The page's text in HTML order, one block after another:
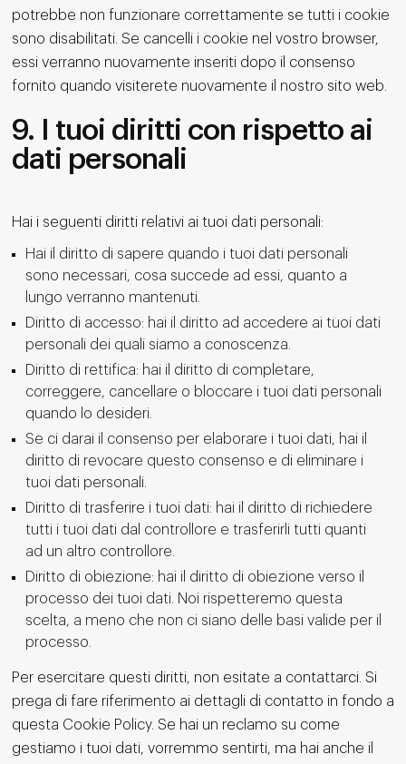
potrebbe non funzionare correttamente se tutti i cookie
sono disabilitati. Se cancelli i cookie nel vostro browser,
essi verranno nuovamente inseriti dopo il consenso
fornito quando visiterete nuovamente il nostro sito web.
9. I tuoi diritti con rispetto ai
dati personali
Hai i seguenti diritti relativi ai tuoi dati personali:
Hai il diritto di sapere quando i tuoi dati personali
sono necessari, cosa succede ad essi, quanto a
lungo verranno mantenuti.
Diritto di accesso: hai il diritto ad accedere ai tuoi dati
personali dei quali siamo a conoscenza.
Diritto di rettifica: hai il diritto di completare,
correggere, cancellare o bloccare i tuoi dati personali
quando lo desideri.
Se ci darai il consenso per elaborare i tuoi dati, hai il
diritto di revocare questo consenso e di eliminare i
tuoi dati personali.
Diritto di trasferire i tuoi dati: hai il diritto di richiedere
tutti i tuoi dati dal controllore e trasferirli tutti quanti
ad un altro controllore.
Diritto di obiezione: hai il diritto di obiezione verso il
processo dei tuoi dati. Noi rispetteremo questa
scelta, a meno che non ci siano delle basi valide per il
processo.
Per esercitare questi diritti, non esitate a contattarci. Si
prega di fare riferimento ai dettagli di contatto in fondo a
questa Cookie Policy. Se hai un reclamo su come
gestiamo i tuoi dati, vorremmo sentirti, ma hai anche il